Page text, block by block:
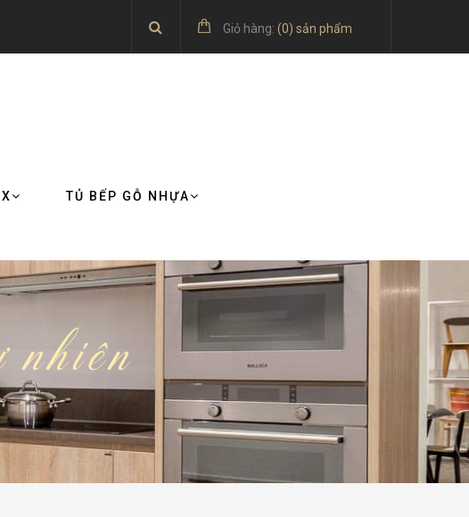
Giỏ hàng: (0) sản phẩm
TỦ BẾP GỖ NHỰA